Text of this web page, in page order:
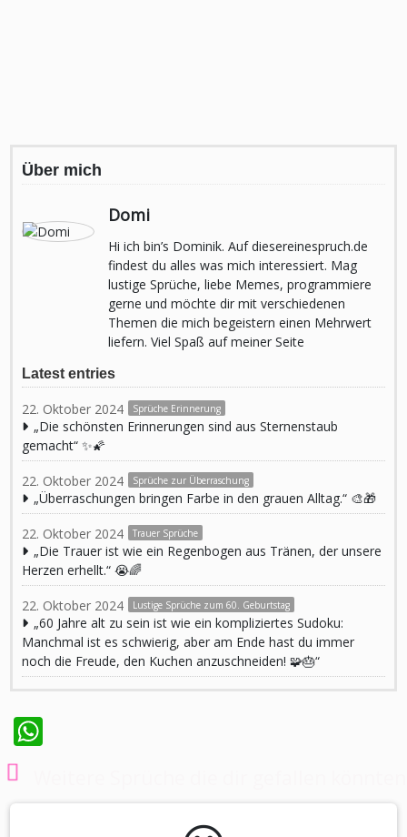
Über mich
Domi
Hi ich bin’s Dominik. Auf diesereinespruch.de
findest du alles was mich interessiert. Mag
lustige Sprüche, liebe Memes, programmiere
gerne und möchte dir mit verschiedenen
Themen die mich begeistern einen Mehrwert
liefern. Viel Spaß auf meiner Seite
Latest entries
22. Oktober 2024 Sprüche Erinnerung
„Die schönsten Erinnerungen sind aus Sternenstaub
gemacht“ ✨🌠
22. Oktober 2024 Sprüche zur Überraschung
„Überraschungen bringen Farbe in den grauen Alltag.“ 🎨🎁
22. Oktober 2024 Trauer Sprüche
„Die Trauer ist wie ein Regenbogen aus Tränen, der unsere
Herzen erhellt.“ 😭🌈
22. Oktober 2024 Lustige Sprüche zum 60. Geburtstag
„60 Jahre alt zu sein ist wie ein kompliziertes Sudoku:
Manchmal ist es schwierig, aber am Ende hast du immer
noch die Freude, den Kuchen anzuschneiden! 🧩🎂“